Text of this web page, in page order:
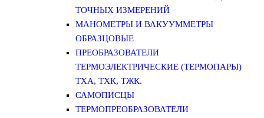
ТОЧНЫХ ИЗМЕРЕНИЙ
МАНОМЕТРЫ И ВАКУУММЕТРЫ
ОБРАЗЦОВЫЕ
ПРЕОБРАЗОВАТЕЛИ
ТЕРМОЭЛЕКТРИЧЕСКИЕ (ТЕРМОПАРЫ)
ТХА, ТХК, ТЖК.
САМОПИСЦЫ
ТЕРМОПРЕОБРАЗОВАТЕЛИ